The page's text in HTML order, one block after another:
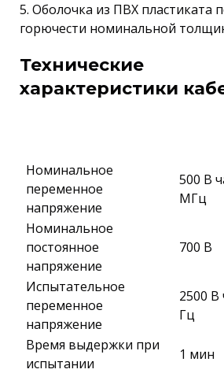
5. Оболочка из ПВХ пластиката
горючести номинальной
Технические
характеристики
Номинальное
переменное
напряжение
500 В
МГц
Номинальное
постоянное
напряжение
700 В
Испытательное
переменное
напряжение
2500 В
Гц
Время выдержки при
испытании
1 мин